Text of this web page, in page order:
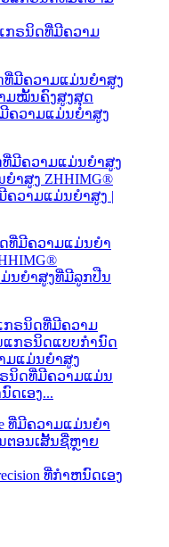
ກຣນິດທີ່ມີຄວາມ
ຄວາມແມ່ນຍໍາສູງ
ວາມແມ່ນຍໍາສູງ |
ມ່ນຍໍາສູງທີ່ມີລູກປືນ
ນິດທີ່ມີຄວາມແມ່ນ
ເອງ...
ທີ່ກໍາຫນົດເອງ